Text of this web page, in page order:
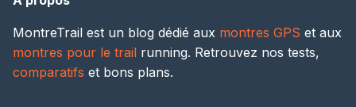
MontreTrail est un blog dédié aux montres GPS et aux
montres pour le trail running. Retrouvez nos tests,
comparatifs et bons plans.